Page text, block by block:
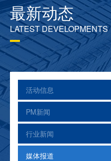
最新动态
LATEST DEVELOPMENTS
活动信息
PM新闻
行业新闻
媒体报道